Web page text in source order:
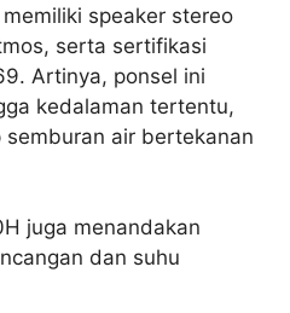
speaker stereo
serta sertifikasi
Artinya, ponsel ini
kedalaman tertentu,
air bertekanan
juga menandakan
dan suhu